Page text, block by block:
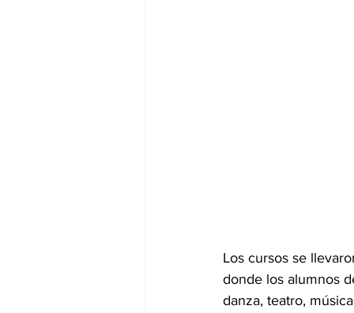
Los cursos se
donde los alumnos
danza, teatro,